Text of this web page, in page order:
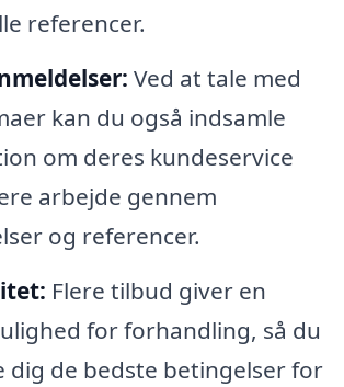
referencer.
Ved at tale med
kan du også indsamle
om deres kundeservice
arbejde gennem
og referencer.
Flere tilbud giver en
for forhandling, så du
dig de bedste betingelser for